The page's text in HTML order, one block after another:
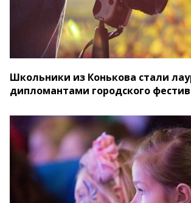
Школьники из Конькова стали
дипломантами городского